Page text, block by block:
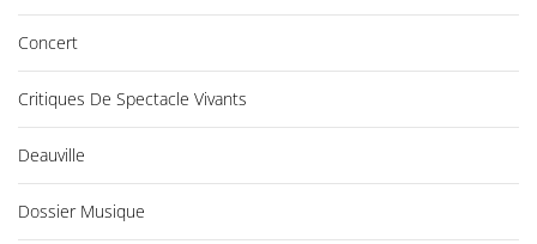
Concert
Critiques De Spectacle Vivants
Deauville
Dossier Musique